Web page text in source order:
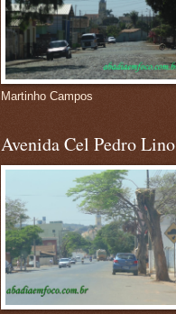
Martinho Campos
Avenida Cel Pedro Lino